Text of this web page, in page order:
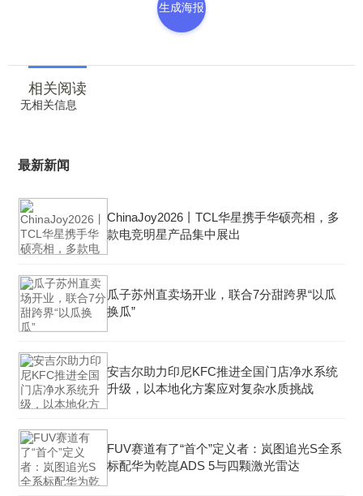
生成海报
相关阅读
无相关信息
最新新闻
ChinaJoy2026丨TCL华星携手华硕亮相，多
款电竞明星产品集中展出
瓜子苏州直卖场开业，联合7分甜跨界“以瓜
换瓜”
安吉尔助力印尼KFC推进全国门店净水系统
升级，以本地化方案应对复杂水质挑战
FUV赛道有了“首个”定义者：岚图追光S全系
标配华为乾崑ADS 5与四颗激光雷达